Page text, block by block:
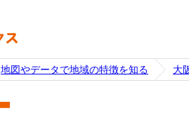
地図やデータで地域の特徴を知る 大